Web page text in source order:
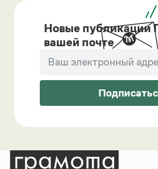
Новые публикации
вашей почте